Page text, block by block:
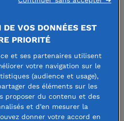
a pour mission de
à l’enseignement
de l'ENSIC (Ecole
des Industries
DE VOS DONNÉES EST
PRIORITÉ
et ses partenaires utilisent
votre navigation sur le
(audience et usage),
des éléments sur les
proposer du contenu et des
et d’en mesurer la
donner votre accord en